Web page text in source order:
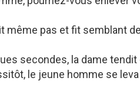
même pas et fit semblant
secondes, la dame
le jeune homme se